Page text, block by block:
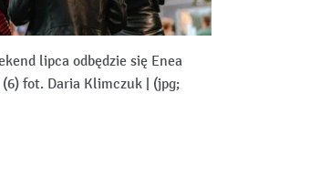
lipca odbędzie się Enea
(6) fot. Daria Klimczuk
(jpg;